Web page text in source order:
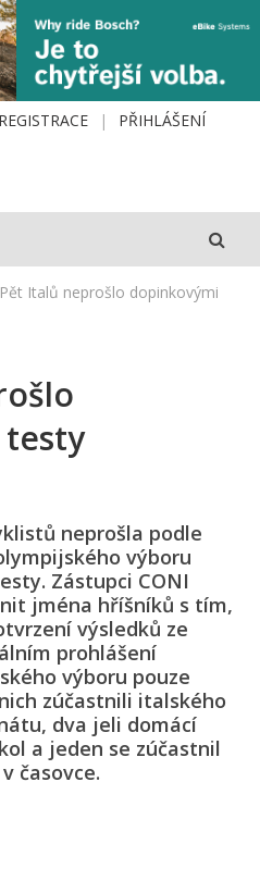
REGISTRACE PŘIHLÁŠENÍ
Pět Italů neprošlo dopinkovými
neprošla podle
výboru
Zástupci CONI
jména hříšníků s tím,
výsledků ze
prohlášení
výboru pouze
zúčastnili italského
dva jeli domácí
a jeden se zúčastnil
časovce.